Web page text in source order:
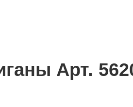
Арт.